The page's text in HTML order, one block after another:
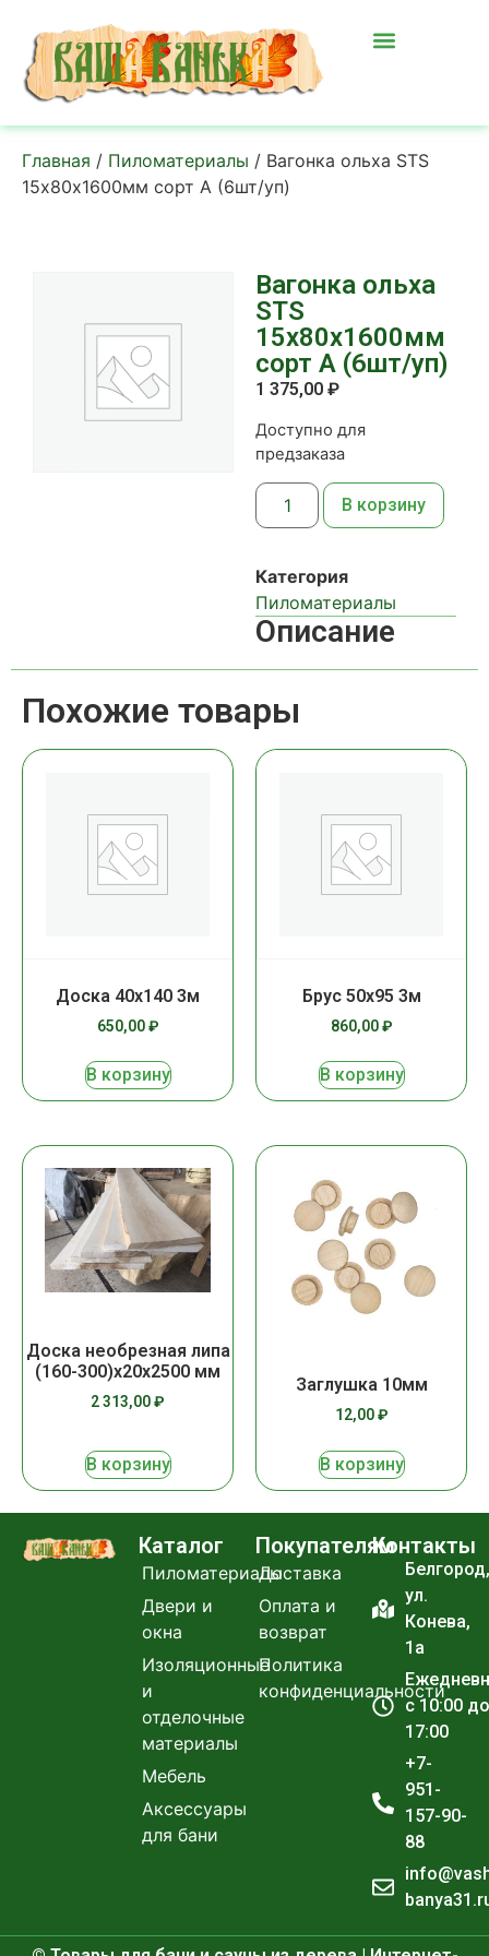
Главная / Пиломатериалы / Вагонка ольха STS
15х80х1600мм сорт А (6шт/уп)
Вагонка ольха
STS
15х80х1600мм
сорт А (6шт/уп)
1 375,00 ₽
Доступно для
предзаказа
В корзину
Категория
Пиломатериалы
Описание
Похожие товары
Доска 40х140 3м
650,00₽
В корзину
Брус 50х95 3м
860,00₽
В корзину
Доска необрезная липа
(160-300)х20х2500 мм
2 313,00₽
В корзину
Заглушка 10мм
12,00₽
В корзину
Каталог
Пиломатериалы
Двери и
окна
Изоляционные
и
отделочные
материалы
Мебель
Аксессуары
для бани
Покупателям
Доставка
Оплата и
возврат
Политика
конфиденциальности
Контакты
Белгород,
ул.
Конева,
1а
с 10:00 до
17:00
+7-
951-
157-90-
88